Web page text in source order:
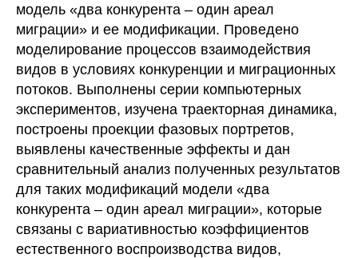
модель «два конкурента – один ареал
миграции» и ее модификации. Проведено
моделирование процессов взаимодействия
видов в условиях конкуренции и миграционных
потоков. Выполнены серии компьютерных
экспериментов, изучена траекторная динамика,
построены проекции фазовых портретов,
выявлены качественные эффекты и дан
сравнительный анализ полученных результатов
для таких модификаций модели «два
конкурента – один ареал миграции», которые
связаны с вариативностью коэффициентов
естественного воспроизводства видов,